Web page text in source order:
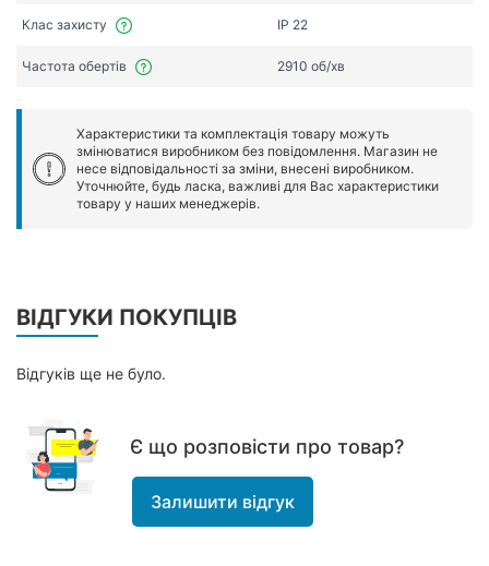
Клас захисту IP 22
Частота обертів 2910 об/хв
Характеристики та комплектація товару можуть
змінюватися виробником без повідомлення. Магазин не
несе відповідальності за зміни, внесені виробником.
Уточнюйте, будь ласка, важливі для Вас характеристики
товару у наших менеджерів.
ВІДГУКИ ПОКУПЦІВ
Відгуків ще не було.
Є що розповісти про товар?
Залишити відгук